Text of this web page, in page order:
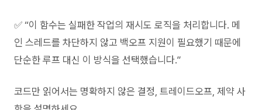
✅ “이 함수는 실패한 작업의 재시도 로직을 처리합니다. 메
인 스레드를 차단하지 않고 백오프 지원이 필요했기 때문에
단순한 루프 대신 이 방식을 선택했습니다.”
코드만 읽어서는 명확하지 않은 결정, 트레이드오프, 제약 사